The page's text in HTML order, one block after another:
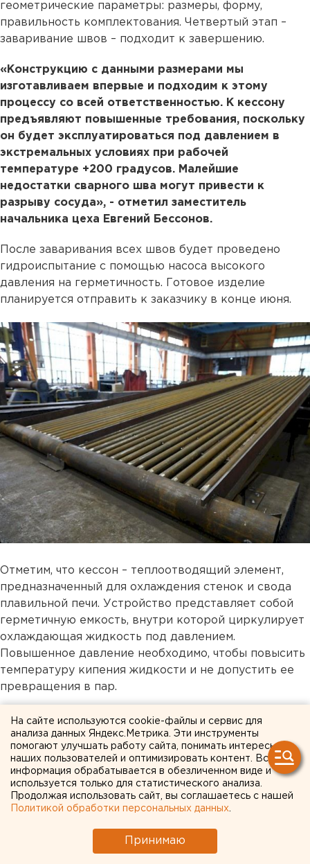
геометрические параметры: размеры, форму,
правильность комплектования. Четвертый этап –
заваривание швов – подходит к завершению.
«Конструкцию с данными размерами мы
изготавливаем впервые и подходим к этому
процессу со всей ответственностью. К кессону
предъявляют повышенные требования, поскольку
он будет эксплуатироваться под давлением в
экстремальных условиях при рабочей
температуре +200 градусов. Малейшие
недостатки сварного шва могут привести к
разрыву сосуда», - отметил заместитель
начальника цеха Евгений Бессонов.
После заваривания всех швов будет проведено
гидроиспытание с помощью насоса высокого
давления на герметичность. Готовое изделие
планируется отправить к заказчику в конце июня.
Отметим, что кессон – теплоотводящий элемент,
предназначенный для охлаждения стенок и свода
плавильной печи. Устройство представляет собой
герметичную емкость, внутри которой циркулирует
охлаждающая жидкость под давлением.
Повышенное давление необходимо, чтобы повысить
температуру кипения жидкости и не допустить ее
превращения в пар.
Экономика
На сайте используются cookie-файлы и сервис для
анализа данных Яндекс.Метрика. Эти инструменты
помогают улучшать работу сайта, понимать интересы
наших пользователей и оптимизировать контент. Вся
информация обрабатывается в обезличенном виде и
используется только для статистического анализа.
Продолжая использовать сайт, вы соглашаетесь с нашей
Политикой обработки персональных данных
Принимаю